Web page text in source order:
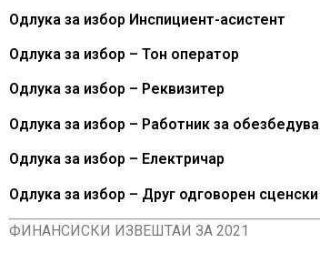
Одлука за избор Инспициент-асистент
Одлука за избор – Тон оператор
Одлука за избор – Реквизитер
Одлука за избор – Работник за
Одлука за избор – Електричар
Одлука за избор – Друг одговорен
ФИНАНСИСКИ ИЗВЕШТАИ ЗА 2021